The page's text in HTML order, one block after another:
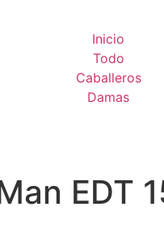
Inicio
Todo
Caballeros
Damas
EDT